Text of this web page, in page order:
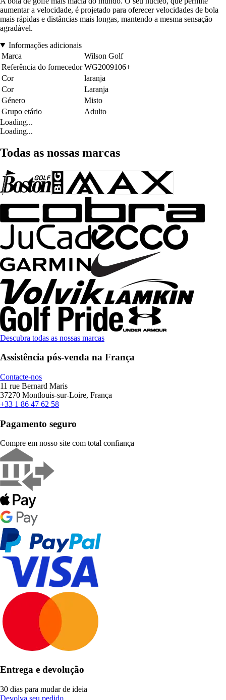
aumentar a velocidade, é projetado para oferecer velocidades de bola
mais rápidas e distâncias mais longas, mantendo a mesma sensação
agradável.
Informações adicionais
Marca
Wilson Golf
Referência do fornecedor WG2009106+
Cor
laranja
Cor
Laranja
Género
Misto
Grupo etário
Adulto
Loading...
Loading...
Todas as nossas marcas
Descubra todas as nossas marcas
Assistência pós-venda na França
Contacte-nos
11 rue Bernard Maris
37270 Montlouis-sur-Loire, França
+33 1 86 47 62 58
Pagamento seguro
Compre em nosso site com total confiança
Entrega e devolução
30 dias para mudar de ideia
Devolva seu pedido